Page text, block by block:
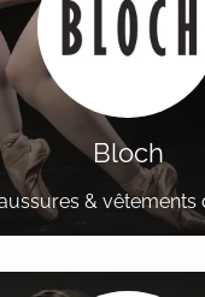
Bloch
& vêtements